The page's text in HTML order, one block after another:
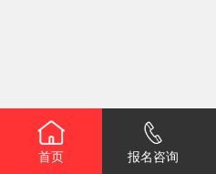
首页 报名咨询